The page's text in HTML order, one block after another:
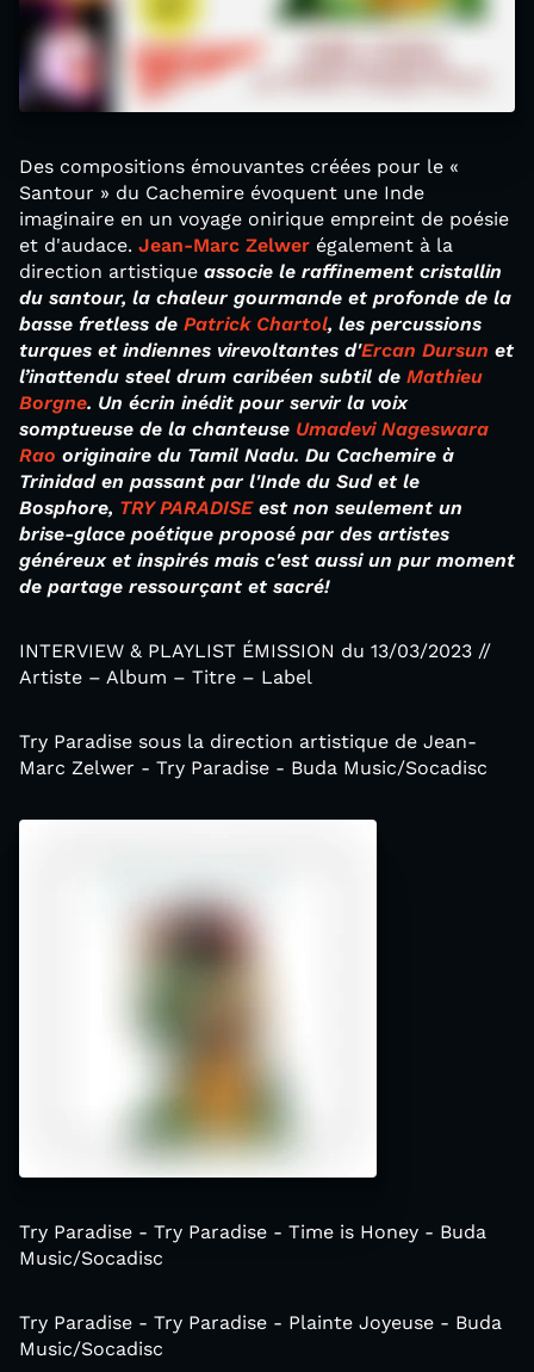
Des compositions émouvantes créées pour le «
Santour » du Cachemire évoquent une Inde
imaginaire en un voyage onirique empreint de poésie
et d'audace. Jean-Marc Zelwer également à la
direction artistique associe le raffinement cristallin
du santour, la chaleur gourmande et profonde de la
basse fretless de Patrick Chartol, les percussions
turques et indiennes virevoltantes d'Ercan Dursun et
l’inattendu steel drum caribéen subtil de Mathieu
Borgne. Un écrin inédit pour servir la voix
somptueuse de la chanteuse Umadevi Nageswara
Rao originaire du Tamil Nadu. Du Cachemire à
Trinidad en passant par l'Inde du Sud et le
Bosphore, TRY PARADISEest non seulement un
brise-glace poétique proposé par des artistes
généreux et inspirés mais c'est aussi un pur moment
de partage ressourçant et sacré!
INTERVIEW & PLAYLIST ÉMISSION du 13/03/2023 //
Artiste – Album – Titre – Label
Try Paradise sous la direction artistique de Jean-
Marc Zelwer - Try Paradise - Buda Music/Socadisc
Try Paradise - Try Paradise - Time is Honey - Buda
Music/Socadisc
Try Paradise - Try Paradise - Plainte Joyeuse - Buda
Music/Socadisc